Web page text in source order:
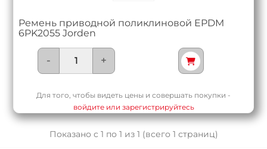
Ремень приводной поликлиновой EPDM
6PK2055 Jorden
- +
Для того, чтобы видеть цены и совершать покупки -
войдите или зарегистрируйтесь
Показано с 1 по 1 из 1 (всего 1 страниц)